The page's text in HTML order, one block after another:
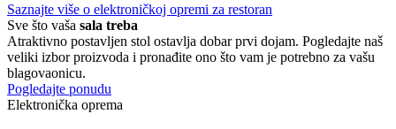
Saznajte više o elektroničkoj opremi za restoran
Sve što vaša sala treba
Atraktivno postavljen stol ostavlja dobar prvi dojam. Pogledajte naš
veliki izbor proizvoda i pronađite ono što vam je potrebno za vašu
blagovaonicu.
Pogledajte ponudu
Elektronička oprema